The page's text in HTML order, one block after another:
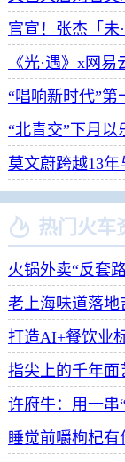
官宣！张杰「未
“北青交”下月以
莫文蔚跨越13
 热门火车
老上海味道落地
打造AI+餐饮业
睡觉前嚼枸杞有